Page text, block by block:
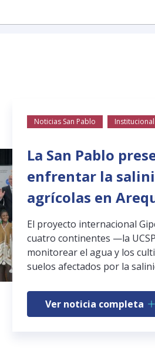
Noticias San Pablo Institucional
La San Pablo
enfrentar la
agrícolas en
El proyecto internacional
cuatro continentes —la
monitorear el agua y los
suelos afectados por la
Ver noticia completa